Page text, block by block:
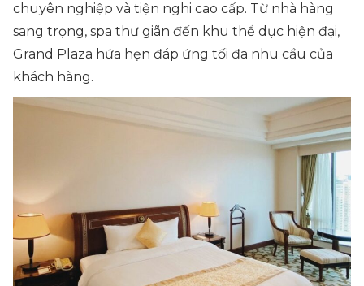
chuyên nghiệp và tiện nghi cao cấp. Từ nhà hàng
sang trọng, spa thư giãn đến khu thể dục hiện đại,
Grand Plaza hứa hẹn đáp ứng tối đa nhu cầu của
khách hàng.